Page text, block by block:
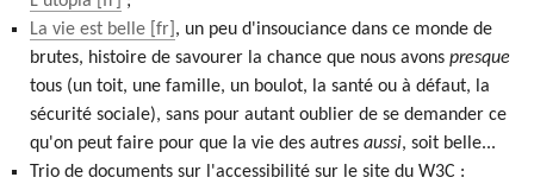
La vie est belle
, un peu d'insouciance dans ce monde de
brutes, histoire de savourer la chance que nous avons presque
tous (un toit, une famille, un boulot, la santé ou à défaut, la
sécurité sociale), sans pour autant oublier de se demander ce
qu'on peut faire pour que la vie des autres aussi, soit belle...
Trio de documents sur l'accessibilité sur le site du W3C :